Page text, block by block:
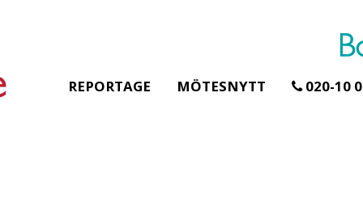
REPORTAGE MÖTESNYTT 020-10